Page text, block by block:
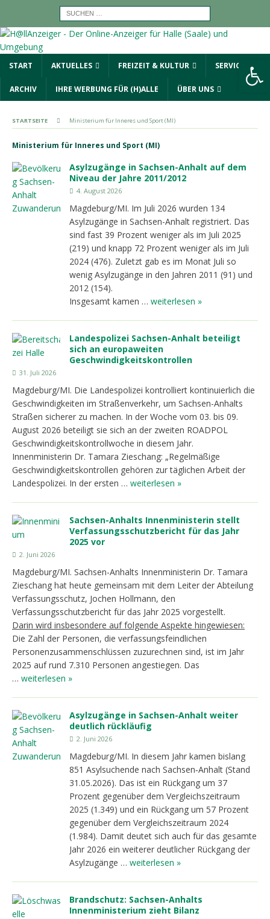
START AKTUELLES FREIZEIT & KULTUR SERVICE
ARCHIV IHRE WERBUNG FÜR (H)ALLE ÜBER UNS
STARTSEITE Ministerium für Inneres und Sport (MI)
Ministerium für Inneres und Sport (MI)
Asylzugänge in Sachsen-Anhalt auf dem
Niveau der Jahre 2011/2012
4. August 2026
Magdeburg/MI. Im Juli 2026 wurden 134
Asylzugänge in Sachsen-Anhalt registriert. Das
sind fast 39 Prozent weniger als im Juli 2025
(219) und knapp 72 Prozent weniger als im Juli
2024 (476). Zuletzt gab es im Monat Juli so
wenig Asylzugänge in den Jahren 2011 (91) und
2012 (154).
Insgesamt kamen … weiterlesen »
Landespolizei Sachsen-Anhalt beteiligt
sich an europaweiten
Geschwindigkeitskontrollen
31. Juli 2026
Magdeburg/MI. Die Landespolizei kontrolliert kontinuierlich die
Geschwindigkeiten im Straßenverkehr, um Sachsen-Anhalts
Straßen sicherer zu machen. In der Woche vom 03. bis 09.
August 2026 beteiligt sie sich an der zweiten ROADPOL
Geschwindigkeitskontrollwoche in diesem Jahr.
Innenministerin Dr. Tamara Zieschang: „Regelmäßige
Geschwindigkeitskontrollen gehören zur täglichen Arbeit der
Landespolizei. In der ersten … weiterlesen »
Sachsen-Anhalts Innenministerin stellt
Verfassungsschutzbericht für das Jahr
2025 vor
2. Juni 2026
Magdeburg/MI. Sachsen-Anhalts Innenministerin Dr. Tamara
Zieschang hat heute gemeinsam mit dem Leiter der Abteilung
Verfassungsschutz, Jochen Hollmann, den
Verfassungsschutzbericht für das Jahr 2025 vorgestellt.
Darin wird insbesondere auf folgende Aspekte hingewiesen:
Die Zahl der Personen, die verfassungsfeindlichen
Personenzusammenschlüssen zuzurechnen sind, ist im Jahr
2025 auf rund 7.310 Personen angestiegen. Das
… weiterlesen »
Asylzugänge in Sachsen-Anhalt weiter
deutlich rückläufig
2. Juni 2026
Magdeburg/MI. In diesem Jahr kamen bislang
851 Asylsuchende nach Sachsen‑Anhalt (Stand
31.05.2026). Das ist ein Rückgang um 37
Prozent gegenüber dem Vergleichszeitraum
2025 (1.349) und ein Rückgang um 57 Prozent
gegenüber dem Vergleichszeitraum 2024
(1.984). Damit deutet sich auch für das gesamte
Jahr 2026 ein weiterer deutlicher Rückgang der
Asylzugänge … weiterlesen »
Brandschutz: Sachsen-Anhalts
Innenministerium zieht Bilanz
Werkzeugleiste öffnen